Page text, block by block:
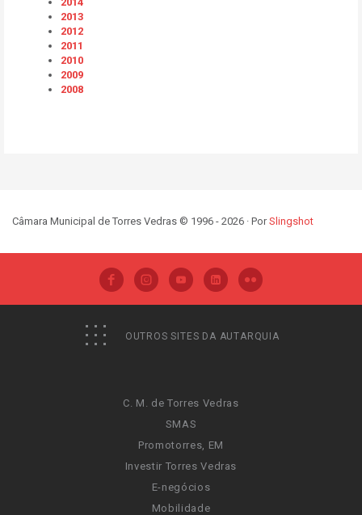
2013
2012
2011
2010
2009
2008
Câmara Municipal de Torres Vedras © 1996 - 2026 · PorSlingshot
OUTROS SITES DA AUTARQUIA
C. M. de Torres Vedras
SMAS
Promotorres, EM
Investir Torres Vedras
E-negócios
Mobilidade